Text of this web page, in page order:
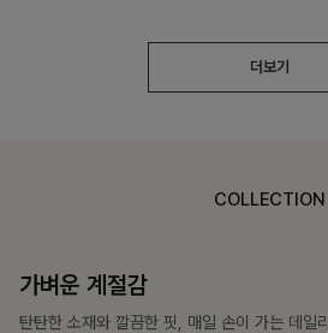
더보기
COLLECTION
가장 쉬운 코디
특별한 날부터 일상까지 함께하는 룩